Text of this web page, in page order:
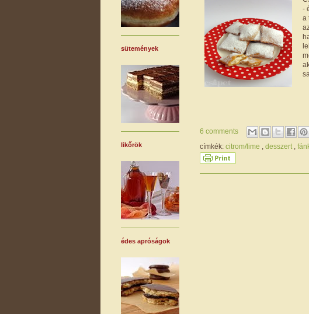
-
a
6 comments
címkék: citrom/lime desszert
sütemények
likőrök
édes apróságok